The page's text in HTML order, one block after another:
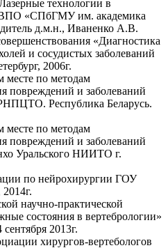
технологии в
«СПбГМУ им. академика
д.м.н., Иваненко А.В.
«Диагностика
и сосудистых заболеваний
2006г.
месте по методам
повреждений и заболеваний
Республика Беларусь.
месте по методам
повреждений и заболеваний
Уральского НИИТО г.
по нейрохирургии ГОУ
научно-практической
состояния в вертебрологии»
2013г.
хирургов-вертебологов